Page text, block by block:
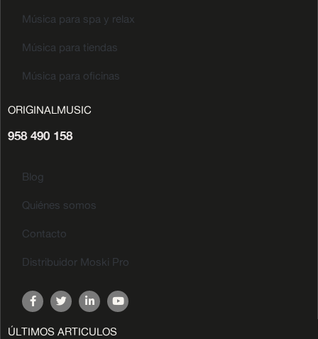
Música para spa y relax
Música para tiendas
Música para oficinas
ORIGINALMUSIC
958 490 158
Blog
Quiénes somos
Contacto
Distribuidor Moski Pro
ÚLTIMOS ARTICULOS